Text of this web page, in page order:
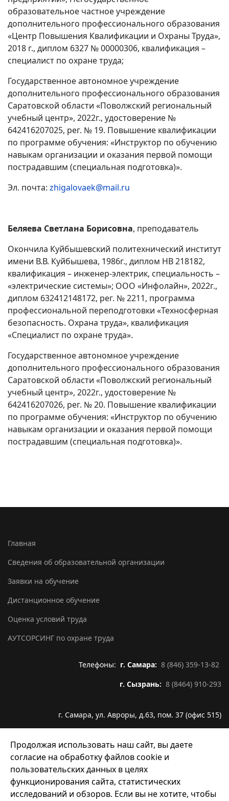
образовательное частное учреждение
дополнительного профессионального образования
«Центр Повышения Квалификации и Охраны Труда»,
2018 г., диплом 6327 № 00000306, квалификация –
специалист по охране труда;
Государственное автономное учреждение
дополнительного профессионального образования
Саратовской области «Поволжский региональный
учебный центр», 2022г., удостоверение №
642416207025, рег. № 19. Повышение квалификации
по программе обучения: «Инструктор по обучению
навыкам организации и оказания первой помощи
пострадавшим (специальная подготовка)».
Эл. почта: zhigalovaek@mail.ru
Беляева Светлана Борисовна, преподаватель
Окончила Куйбышевский политехнический институт
имени В.В. Куйбышева, 1986г., диплом НВ 218182,
квалификация – инженер-электрик, специальность –
«электрические системы»; ООО «Инфолайн», 2022г.,
диплом 632412148172, рег. № 2211, программа
профессиональной переподготовки «Техносферная
безопасность. Охрана труда», квалификация
«Специалист по охране труда».
Государственное автономное учреждение
дополнительного профессионального образования
Саратовской области «Поволжский региональный
учебный центр», 2022г., удостоверение №
642416207026, рег. № 20. Повышение квалификации
по программе обучения: «Инструктор по обучению
навыкам организации и оказания первой помощи
пострадавшим (специальная подготовка)».
Главная
Сведения об образовательной организации
Заявки на обучение
Дистанционное обучение
Оценка условий труда
АУТСОРСИНГ по охране труда
Телефоны: г. Самара: 8 (846) 359-13-82
г. Сызрань: 8 (8464) 910-293
г. Самара, ул. Авроры, д.63, пом. 37 (офис 515)
© 2026 ООО "Инфолайн". Все права защищены.
Продолжая использовать наш сайт, вы даете
согласие на обработку файлов cookie и
пользовательских данных в целях
функционирования сайта, статистических
исследований и обзоров. Если вы не хотите, чтобы